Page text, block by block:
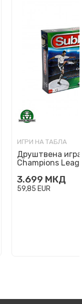
ИГРИ НА ТАБЛА
Друштвена
Champions
3.699 МКД
59,85 EUR